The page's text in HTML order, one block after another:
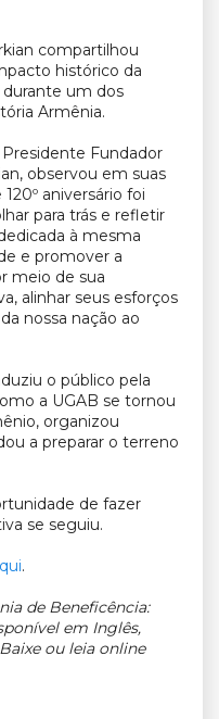
compartilhou
histórico da
durante um dos
Armênia.
Fundador
observou em suas
aniversário foi
para trás e refletir
à mesma
e promover a
meio de sua
alinhar seus esforços
nossa nação ao
o público pela
a UGAB se tornou
organizou
a preparar o terreno
de fazer
se seguiu.
.
de Beneficência:
em Inglês,
ou leia online